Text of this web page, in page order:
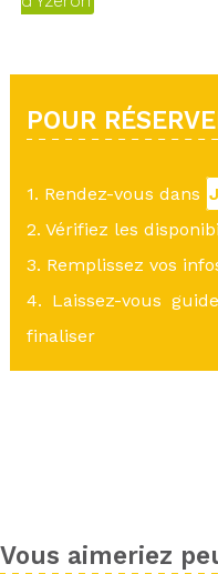
POUR
1. Rendez-vous dans
2. Vérifiez les
3. Remplissez vos
4. Laissez-vous
finaliser
Vous aimeriez